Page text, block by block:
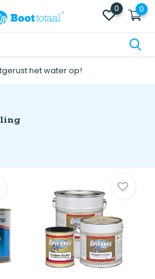
0 0
het water op!